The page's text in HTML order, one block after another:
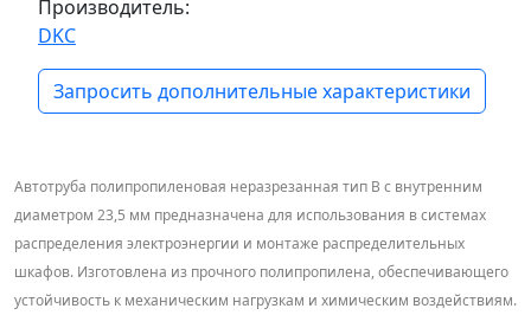
Производитель:
DKC
Запросить дополнительные характеристики
Автотруба полипропиленовая неразрезанная тип В с внутренним
диаметром 23,5 мм предназначена для использования в системах
распределения электроэнергии и монтаже распределительных
шкафов. Изготовлена из прочного полипропилена, обеспечивающего
устойчивость к механическим нагрузкам и химическим воздействиям.